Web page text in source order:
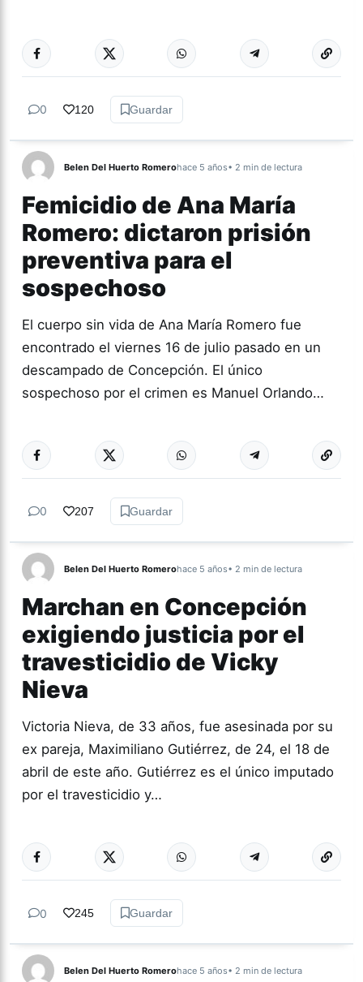
TUCUMÁN Más
0 120 Guardar
Belen Del Huerto Romerohace 5 años• 2 min de lectura
Femicidio de Ana María
Romero: dictaron prisión
preventiva para el
sospechoso
El cuerpo sin vida de Ana María Romero fue
encontrado el viernes 16 de julio pasado en un
descampado de Concepción. El único
sospechoso por el crimen es Manuel Orlando…
TUCUMÁN Más
0 207 Guardar
Belen Del Huerto Romerohace 5 años• 2 min de lectura
Marchan en Concepción
exigiendo justicia por el
travesticidio de Vicky
Nieva
Victoria Nieva, de 33 años, fue asesinada por su
ex pareja, Maximiliano Gutiérrez, de 24, el 18 de
abril de este año. Gutiérrez es el único imputado
por el travesticidio y…
GÉNERO Y
DIVERSIDAD
Más
0 245 Guardar
Belen Del Huerto Romerohace 5 años• 2 min de lectura